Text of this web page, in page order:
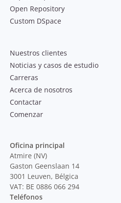
Open Repository
Custom DSpace
Nuestros clientes
Noticias y casos de estudio
Carreras
Acerca de nosotros
Contactar
Comenzar
Oficina principal
Atmire (NV)
Gaston Geenslaan 14
3001 Leuven, Bélgica
VAT: BE 0886 066 294
Teléfonos